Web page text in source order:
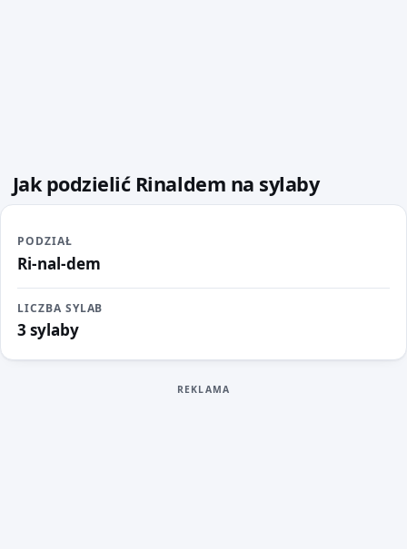
Jak podzielić Rinaldem na sylaby
PODZIAŁ
Ri-nal-dem
LICZBA SYLAB
3 sylaby
REKLAMA